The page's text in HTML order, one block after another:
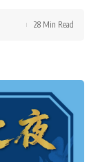
28 Min Read